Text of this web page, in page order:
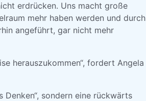
erdrücken. Uns macht große
mehr haben werden und durch
angeführt, gar nicht mehr
herauszukommen“, fordert Angela
Denken“, sondern eine rückwärts